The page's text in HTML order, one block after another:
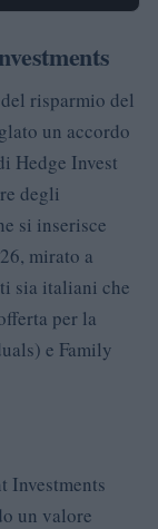
risparmio del
un accordo
Hedge Invest
degli
si inserisce
mirato a
sia italiani che
per la
e Family
Investments
un valore